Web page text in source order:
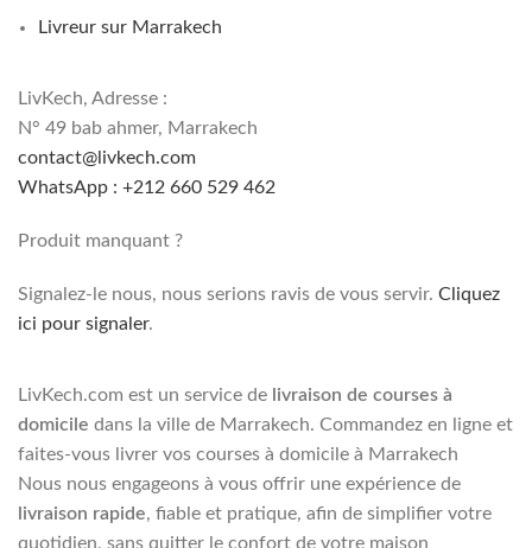
Livreur sur Marrakech
LivKech, Adresse :
N° 49 bab ahmer, Marrakech
contact@livkech.com
WhatsApp : +212 660 529 462
Produit manquant ?
Signalez-le nous, nous serions ravis de vous servir. Cliquez
ici pour signaler.
LivKech.com est un service de livraison de courses à
domicile dans la ville de Marrakech. Commandez en ligne et
faites-vous livrer vos courses à domicile à Marrakech
Nous nous engageons à vous offrir une expérience de
livraison rapide, fiable et pratique, afin de simplifier votre
quotidien, sans quitter le confort de votre maison